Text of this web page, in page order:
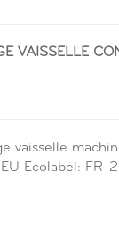
VAISSELLE
vaisselle
EU Ecolabel: